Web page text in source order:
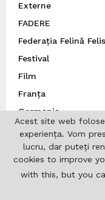
Externe
FADERE
Federația Felină
Festival
Film
Franța
Germania
Guvernul României
Iaşi
ICR Lisabona
ICR Londra
Acest site web
experiența. Vom
lucru, dar puteți
cookies to improve
with this, but you